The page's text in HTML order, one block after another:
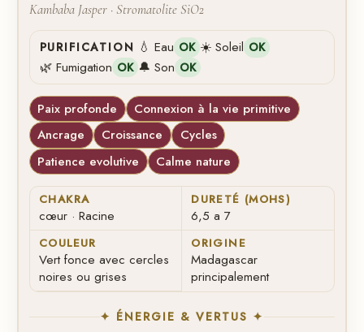
Kambaba Jasper · Stromatolite SiO2
PURIFICATION 💧 Eau OK ☀️ Soleil OK
🌿 Fumigation OK 🔔 Son OK
Paix profonde
Connexion à la vie primitive
Ancrage
Croissance
Cycles
Patience evolutive
Calme nature
CHAKRA
cœur · Racine
DURETÉ (MOHS)
6,5 a 7
COULEUR
Vert fonce avec cercles
noires ou grises
ORIGINE
Madagascar
principalement
✦ ÉNERGIE & VERTUS ✦